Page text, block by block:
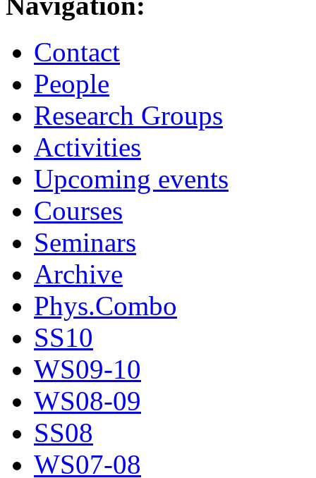
Contact
People
Research Groups
Activities
Upcoming events
Courses
Seminars
Archive
Phys.Combo
SS10
WS09-10
WS08-09
SS08
WS07-08